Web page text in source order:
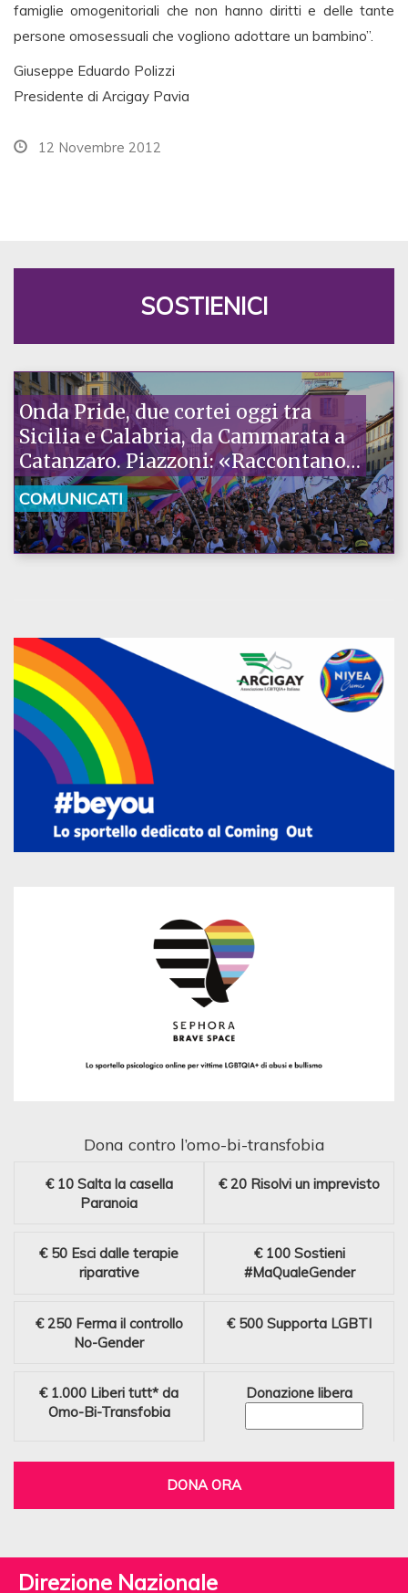
famiglie omogenitoriali che non hanno diritti e delle tante
persone omosessuali che vogliono adottare un bambino”.
Giuseppe Eduardo Polizzi
Presidente di Arcigay Pavia
12 Novembre 2012
SOSTIENICI
Onda Pride, due cortei oggi tra
Sicilia e Calabria, da Cammarata a
Catanzaro. Piazzoni: «Raccontano
la nostra ostinazione»
COMUNICATI
Dona contro l’omo-bi-transfobia
€ 10 Salta la casella
Paranoia
€ 20 Risolvi un imprevisto
€ 50 Esci dalle terapie
riparative
€ 100 Sostieni
#MaQualeGender
€ 250 Ferma il controllo
No-Gender
€ 500 Supporta LGBTI
€ 1.000 Liberi tutt* da
Omo-Bi-Transfobia
Donazione libera
DONA ORA
Direzione Nazionale